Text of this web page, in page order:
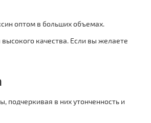
оптом в больших объемах.
качества. Если вы желаете
подчеркивая в них утонченность и